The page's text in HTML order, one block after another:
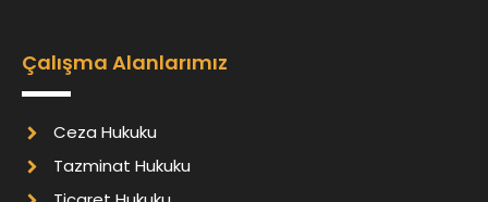
Çalışma Alanlarımız
Ceza Hukuku
Tazminat Hukuku